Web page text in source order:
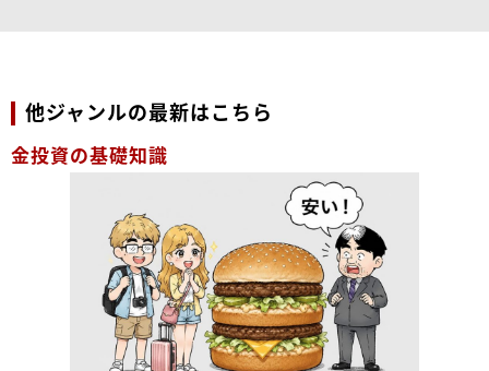
他ジャンルの最新はこちら
金投資の基礎知識